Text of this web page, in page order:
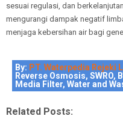
sesuai regulasi, dan
mengurangi dampak negatif
menjaga kebersihan air bagi
By: PT. Waterpedia Rejeki
Reverse Osmosis, SWRO,
Media Filter, Water and
Related Posts: